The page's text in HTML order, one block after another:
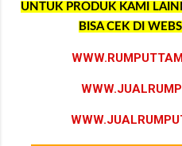
UNTUK PRODUK KAMI
BISA CEK DI